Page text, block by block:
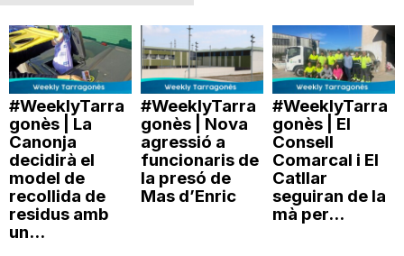
#WeeklyTarra
gonès | La
Canonja
decidirà el
model de
recollida de
residus amb
un...
#WeeklyTarra
gonès | Nova
agressió a
funcionaris de
la presó de
Mas d’Enric
#WeeklyTarra
gonès | El
Consell
Comarcal i El
Catllar
seguiran de la
mà per...